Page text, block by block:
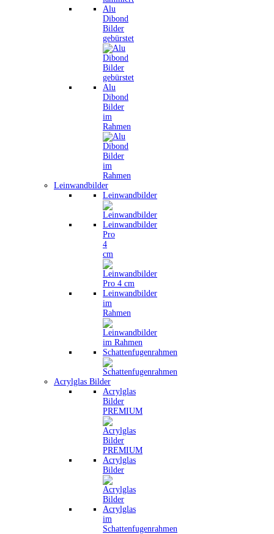
Alu
Dibond
Bilder
gebürstet
Alu
Dibond
Bilder
im
Rahmen
Leinwandbilder
Leinwandbilder
Leinwandbilder
Pro
4
cm
Leinwandbilder
im
Rahmen
Schattenfugenrahmen
Acrylglas Bilder
Acrylglas
Bilder
PREMIUM
Acrylglas
Bilder
Acrylglas
im
Schattenfugenrahmen